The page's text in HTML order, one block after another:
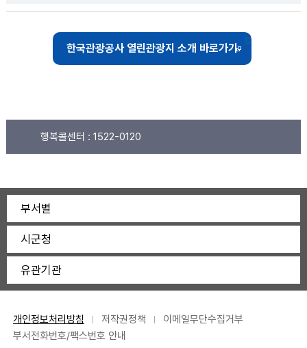
한국관광공사 열린관광지 소개 바로가기
행복콜센터 : 1522-0120
부서별
시군청
유관기관
개인정보처리방침 저작권정책
이메일무단수집거부
부서전화번호/팩스번호 안내